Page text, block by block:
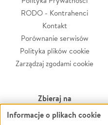
RODO - Kontrahenci
Kontakt
Porównanie serwisów
Polityka plików cookie
Zarządzaj zgodami cookie
Zbieraj na
Leczenie
Informacje o plikach cookie